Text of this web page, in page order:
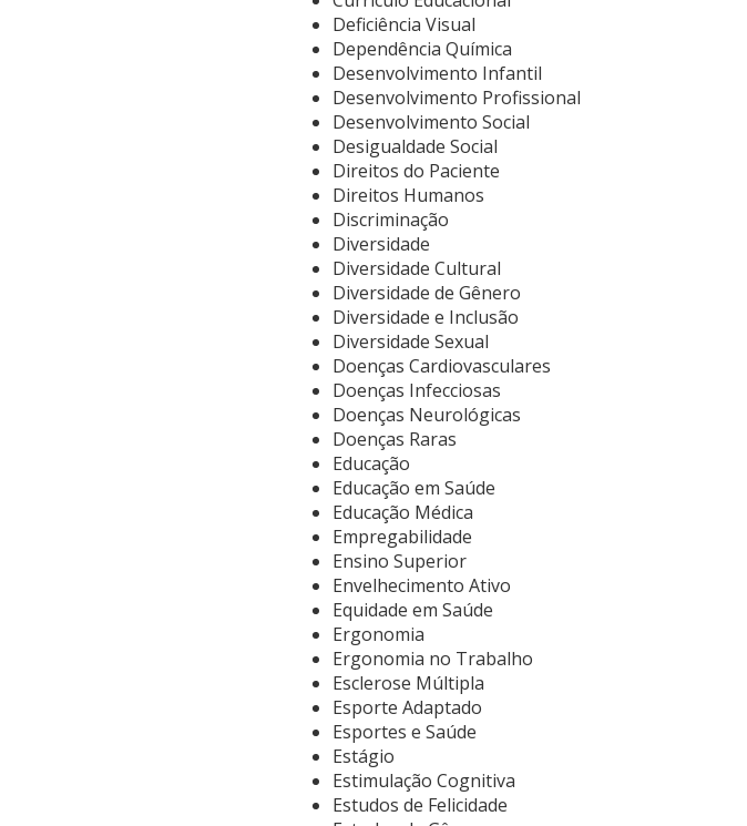
Deficiência Visual
Dependência Química
Desenvolvimento Infantil
Desenvolvimento Profissional
Desenvolvimento Social
Desigualdade Social
Direitos do Paciente
Direitos Humanos
Discriminação
Diversidade
Diversidade Cultural
Diversidade de Gênero
Diversidade e Inclusão
Diversidade Sexual
Doenças Cardiovasculares
Doenças Infecciosas
Doenças Neurológicas
Doenças Raras
Educação
Educação em Saúde
Educação Médica
Empregabilidade
Ensino Superior
Envelhecimento Ativo
Equidade em Saúde
Ergonomia
Ergonomia no Trabalho
Esclerose Múltipla
Esporte Adaptado
Esportes e Saúde
Estágio
Estimulação Cognitiva
Estudos de Felicidade